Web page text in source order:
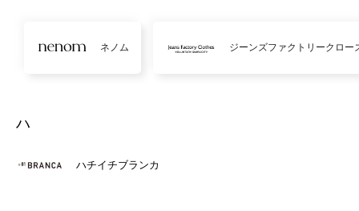
ネノム ジーンズファクトリークロー
ハ
ハチイチブランカ